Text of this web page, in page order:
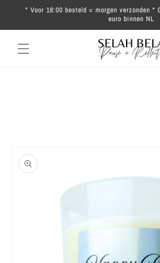
naar de
* Voor 18:00 besteld = morgen verzonden *
euro binnen NL